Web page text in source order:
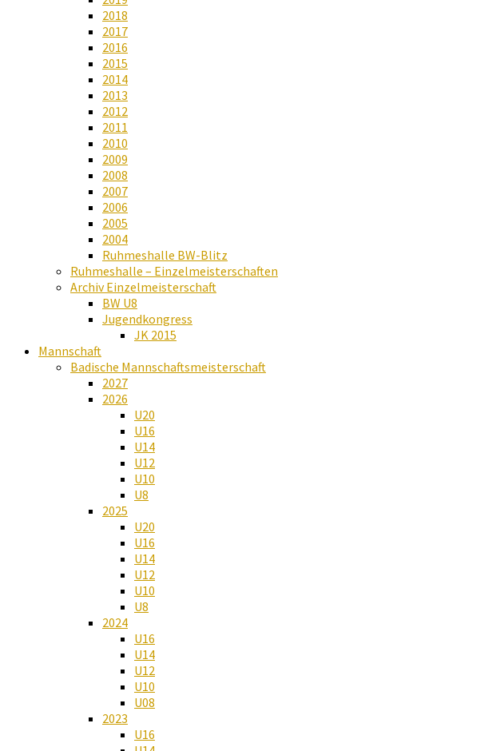
2018
2017
2016
2015
2014
2013
2012
2011
2010
2009
2008
2007
2006
2005
2004
Ruhmeshalle BW-Blitz
Ruhmeshalle – Einzelmeisterschaften
Archiv Einzelmeisterschaft
BW U8
Jugendkongress
JK 2015
Mannschaft
Badische Mannschaftsmeisterschaft
2027
2026
U20
U16
U14
U12
U10
U8
2025
U20
U16
U14
U12
U10
U8
2024
U16
U14
U12
U10
U08
2023
U16